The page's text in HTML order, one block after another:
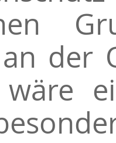
der